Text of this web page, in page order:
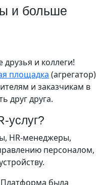
и больше
и коллеги!
площадка (агрегатор)
и заказчикам в
друг друга.
услуг?
HR-менеджеры,
персоналом,
Платформа была